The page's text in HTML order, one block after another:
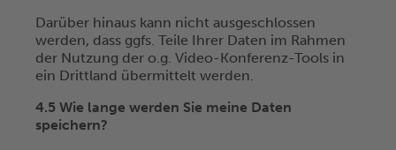
Darüber hinaus kann nicht ausgeschlossen
werden, dass ggfs. Teile Ihrer Daten im Rahmen
der Nutzung der o.g. Video-Konferenz-Tools in
ein Drittland übermittelt werden.
4.5 Wie lange werden Sie meine Daten
speichern?